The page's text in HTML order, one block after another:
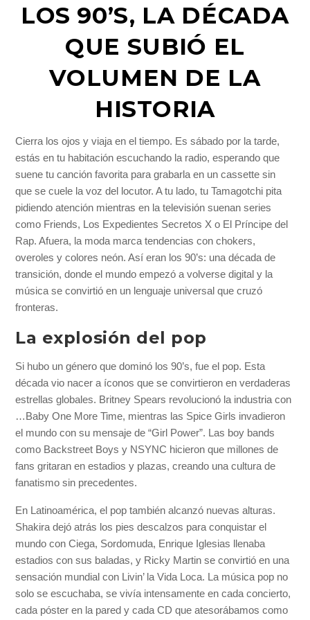
LOS 90’S, LA DÉCADA
QUE SUBIÓ EL
VOLUMEN DE LA
HISTORIA
Cierra los ojos y viaja en el tiempo. Es sábado por la tarde,
estás en tu habitación escuchando la radio, esperando que
suene tu canción favorita para grabarla en un cassette sin
que se cuele la voz del locutor. A tu lado, tu Tamagotchi pita
pidiendo atención mientras en la televisión suenan series
como Friends, Los Expedientes Secretos X o El Príncipe del
Rap. Afuera, la moda marca tendencias con chokers,
overoles y colores neón. Así eran los 90’s: una década de
transición, donde el mundo empezó a volverse digital y la
música se convirtió en un lenguaje universal que cruzó
fronteras.
La explosión del pop
Si hubo un género que dominó los 90’s, fue el pop. Esta
década vio nacer a íconos que se convirtieron en verdaderas
estrellas globales. Britney Spears revolucionó la industria con
…Baby One More Time, mientras las Spice Girls invadieron
el mundo con su mensaje de “Girl Power”. Las boy bands
como Backstreet Boys y NSYNC hicieron que millones de
fans gritaran en estadios y plazas, creando una cultura de
fanatismo sin precedentes.
En Latinoamérica, el pop también alcanzó nuevas alturas.
Shakira dejó atrás los pies descalzos para conquistar el
mundo con Ciega, Sordomuda, Enrique Iglesias llenaba
estadios con sus baladas, y Ricky Martin se convirtió en una
sensación mundial con Livin’ la Vida Loca. La música pop no
solo se escuchaba, se vivía intensamente en cada concierto,
cada póster en la pared y cada CD que atesorábamos como